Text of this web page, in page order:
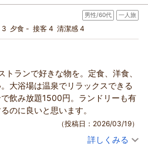
（返信日：2026/03/31）
代)
無料≫ 食事なし
一人あたり/税込)
頂き誠に有難うございます。
重ねてお礼申し上げます。
たようで何よりでございます。
里岳は、
。
い農村風景は清里町の自慢の一つ
男性/60代 一人旅
3 夕食 - 接客 4 清潔感 4
ランで好きな物を。定食、洋食、
大浴場は温泉でリラックスできる
飲み放題1500円。ランドリーも有
のに良いと思います。
（投稿日：2026/03/19）
詳しくみる